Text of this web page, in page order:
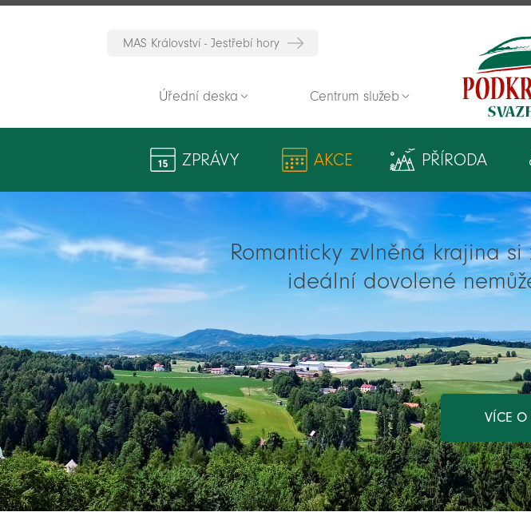
Zpět na
MAS Království - Jestřebí hory
Úřední deska Centrum služeb
ZPRÁVY AKCE PŘÍRODA
Romanticky zvlněná krajina
ideální dovolené
VÍCE O